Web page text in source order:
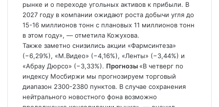
рынке и о переходе угольных активов к прибыли. В
2027 году в компании ожидают роста добычи угля до
15-16 миллионов тонн с плановых 11 миллионов тонн
в этом году», — отметила Кожухова.
Также заметно снизились акции «Фармсинтеза»
(−6,29%), «М.Видео» (−4,16%), «Ленты» (−3,44%) и
«Абрау Дюрсо» (−3,33%). Прогнозы «В четверг по
индексу Мосбиржи мы прогнозируем торговый
диапазон 2300-2380 пунктов. В случае сохранения
нейтрального новостного фона возможно